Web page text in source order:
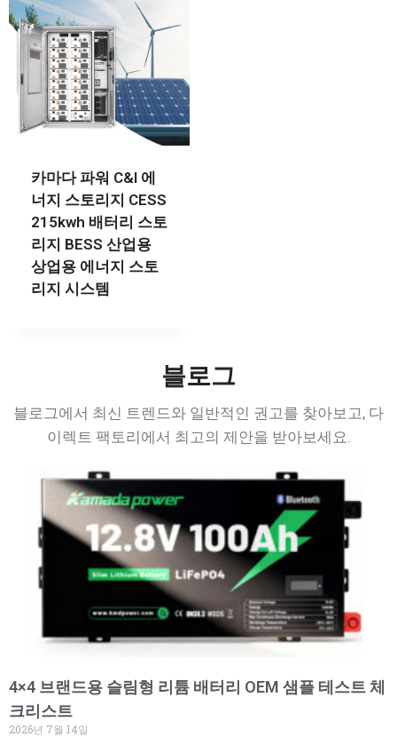
카마다 파워 C&I 에
너지 스토리지 CESS
215kwh 배터리 스토
리지 BESS 산업용
상업용 에너지 스토
리지 시스템
블로그
블로그에서 최신 트렌드와 일반적인 권고를 찾아보고, 다
이렉트 팩토리에서 최고의 제안을 받아보세요.
4×4 브랜드용 슬림형 리튬 배터리 OEM 샘플 테스트 체
크리스트
2026년 7월 14일